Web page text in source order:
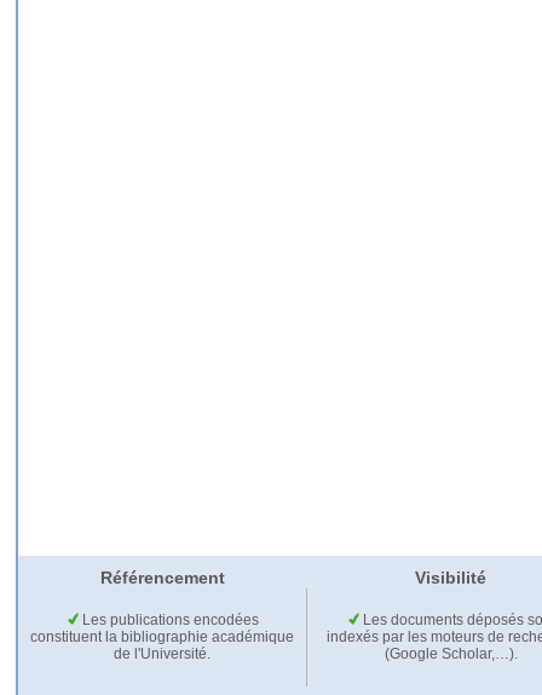
Référencement Visibilité
Les publications encodées
constituent la bibliographie académique
de l'Université.
Les documents déposés
indexés par les moteurs de
(Google Scholar,…).